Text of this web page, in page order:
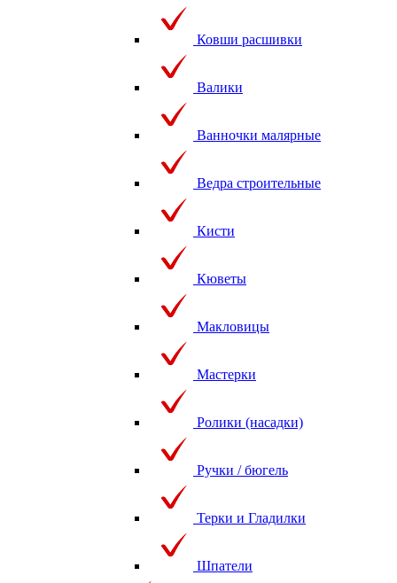
Ковши расшивки
Валики
Ванночки малярные
Ведра строительные
Кисти
Кюветы
Макловицы
Мастерки
Ролики (насадки)
Ручки / бюгель
Терки и Гладилки
Шпатели